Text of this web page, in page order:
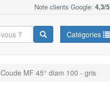
Note clients Google: 4,3/5
Catégories
Coude MF 45° diam 100 - gris